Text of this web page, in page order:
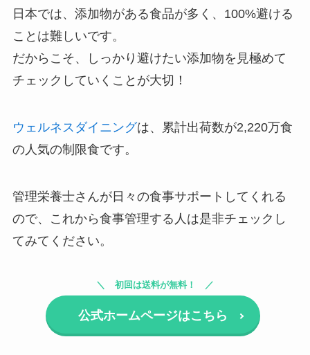
日本では、添加物がある食品が多く、100%避ける
ことは難しいです。
だからこそ、しっかり避けたい添加物を見極めて
チェックしていくことが大切！
ウェルネスダイニングは、累計出荷数が2,220万食
の人気の制限食です。
管理栄養士さんが日々の食事サポートしてくれる
ので、これから食事管理する人は是非チェックし
てみてください。
初回は送料が無料！
公式ホームページはこちら